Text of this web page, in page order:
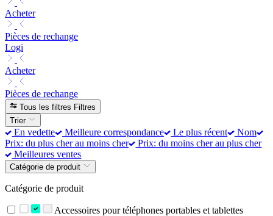
Acheter
Pièces de rechange
Logi
Acheter
Pièces de rechange
Tous les filtres Filtres
Trier
En vedette Meilleure correspondance Le plus récent
Nom
Prix: du plus cher au moins cher
Prix: du moins cher au plus cher
Meilleures ventes
Catégorie de produit
Catégorie de produit
Accessoires pour téléphones portables et tablettes